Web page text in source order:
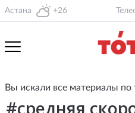
Астана +26
Вы искали все материалы по